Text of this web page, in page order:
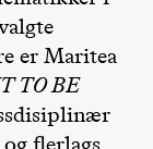
er Maritea
TO BE